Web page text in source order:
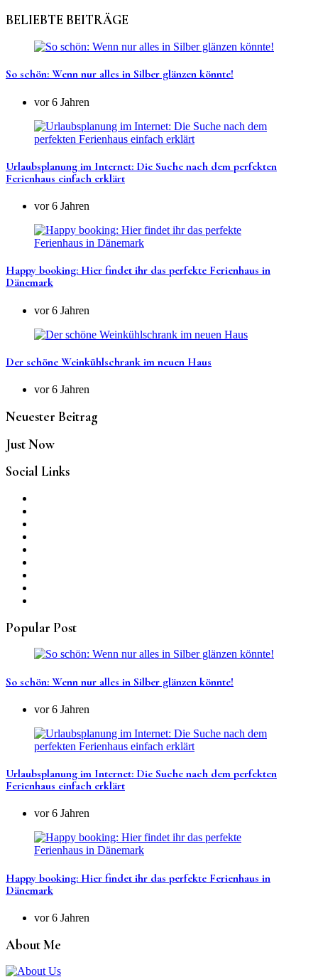
BELIEBTE BEITRÄGE
So schön: Wenn nur alles in Silber glänzen könnte!
vor 6 Jahren
Urlaubsplanung im Internet: Die Suche nach dem perfekten
Ferienhaus einfach erklärt
vor 6 Jahren
Happy booking: Hier findet ihr das perfekte Ferienhaus in
Dänemark
vor 6 Jahren
Der schöne Weinkühlschrank im neuen Haus
vor 6 Jahren
Neuester Beitrag
Just Now
Social Links
Popular Post
So schön: Wenn nur alles in Silber glänzen könnte!
vor 6 Jahren
Urlaubsplanung im Internet: Die Suche nach dem perfekten
Ferienhaus einfach erklärt
vor 6 Jahren
Happy booking: Hier findet ihr das perfekte Ferienhaus in
Dänemark
vor 6 Jahren
About Me